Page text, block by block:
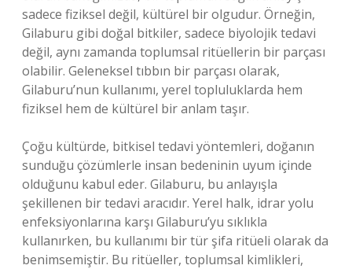
sadece fiziksel değil, kültürel bir olgudur. Örneğin,
Gilaburu gibi doğal bitkiler, sadece biyolojik tedavi
değil, aynı zamanda toplumsal ritüellerin bir parçası
olabilir. Geleneksel tıbbın bir parçası olarak,
Gilaburu’nun kullanımı, yerel topluluklarda hem
fiziksel hem de kültürel bir anlam taşır.
Çoğu kültürde, bitkisel tedavi yöntemleri, doğanın
sunduğu çözümlerle insan bedeninin uyum içinde
olduğunu kabul eder. Gilaburu, bu anlayışla
şekillenen bir tedavi aracıdır. Yerel halk, idrar yolu
enfeksiyonlarına karşı Gilaburu’yu sıklıkla
kullanırken, bu kullanımı bir tür şifa ritüeli olarak da
benimsemiştir. Bu ritüeller, toplumsal kimlikleri,